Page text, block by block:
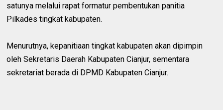
satunya melalui rapat formatur pembentukan panitia
Pilkades tingkat kabupaten.
Menurutnya, kepanitiaan tingkat kabupaten akan dipimpin
oleh Sekretaris Daerah Kabupaten Cianjur, sementara
sekretariat berada di DPMD Kabupaten Cianjur.